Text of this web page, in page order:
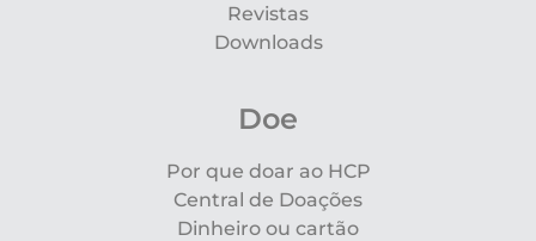
Revistas
Downloads
Doe
Por que doar ao HCP
Central de Doações
Dinheiro ou cartão